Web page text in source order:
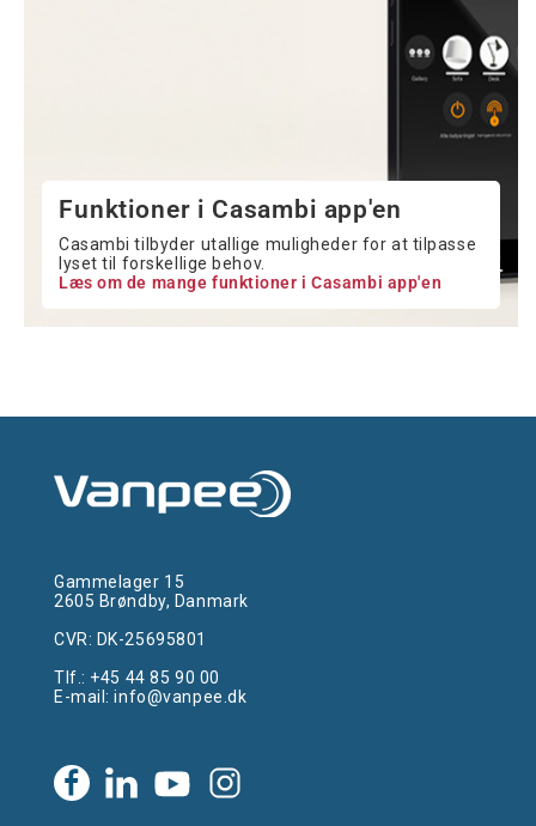
Funktioner i Casambi app'en
Casambi tilbyder utallige muligheder for at tilpasse
lyset til forskellige behov.
Læs om de mange funktioner i Casambi app'en
Gammelager 15
2605 Brøndby, Danmark
CVR: DK-25695801
Tlf.: +45 44 85 90 00
E-mail:info@vanpee.dk